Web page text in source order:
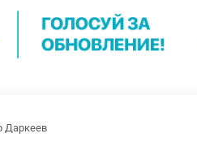
Даркеев